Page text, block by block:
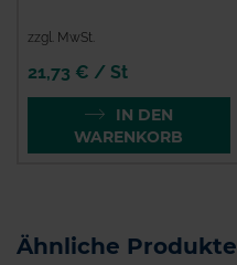
zzgl. MwSt.
21,73 € / St
IN DEN
WARENKORB
Ähnliche Produkte